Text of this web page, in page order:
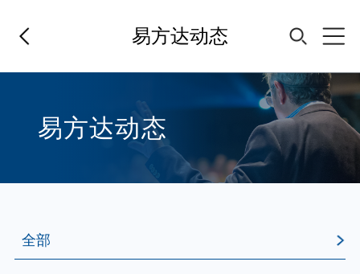
易方达动态
指数专区
易方达动态
全部